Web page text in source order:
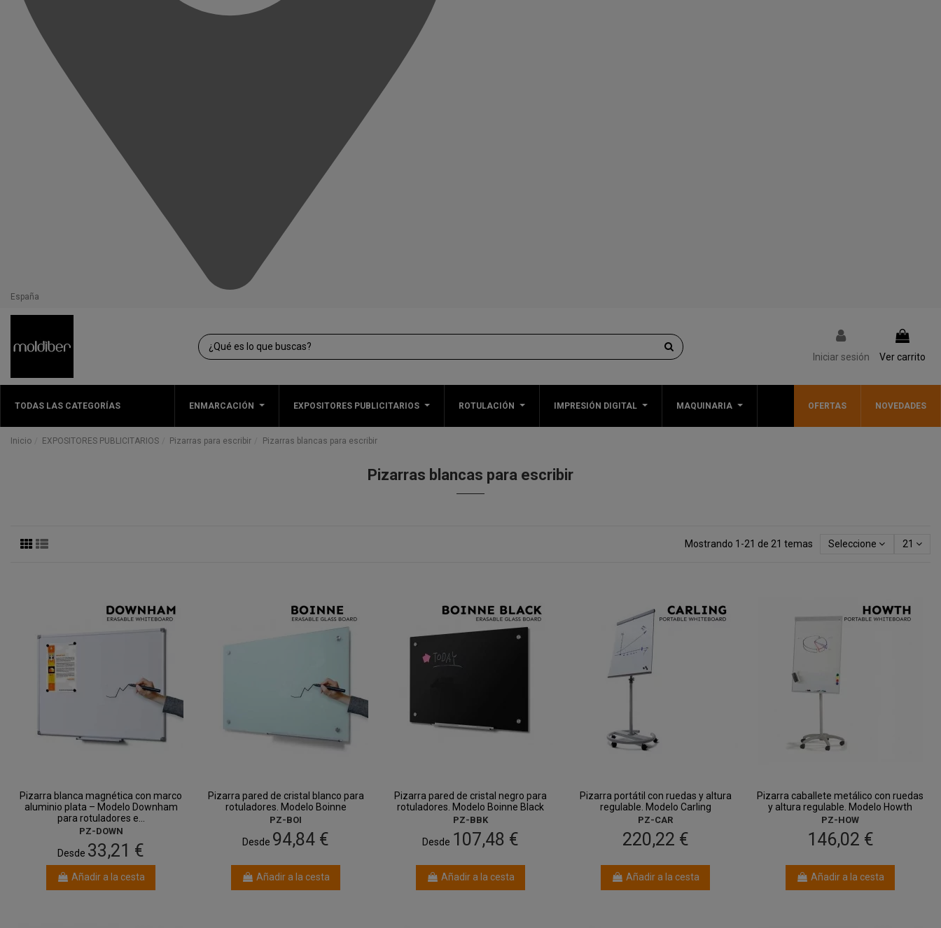
España
Iniciar sesión Ver carrito
TODAS LAS CATEGORÍAS ENMARCACIÓN EXPOSITORES PUBLICITARIOS ROTULACIÓN IMPRESIÓN DIGITAL MAQUINARIA OFERTAS NOVEDADES
Inicio EXPOSITORES PUBLICITARIOS Pizarras para escribir Pizarras blancas para escribir
Pizarras blancas para escribir
Mostrando 1-21 de 21 temas Seleccione 21
Pizarra blanca magnética con marco
aluminio plata – Modelo Downham
para rotuladores e...
PZ-DOWN
Desde 33,21 €
Añadir a la cesta
Pizarra pared de cristal blanco para
rotuladores. Modelo Boinne
PZ-BOI
Desde 94,84 €
Añadir a la cesta
Pizarra pared de cristal negro para
rotuladores. Modelo Boinne Black
PZ-BBK
Desde 107,48 €
Añadir a la cesta
Pizarra portátil con ruedas y altura
regulable. Modelo Carling
PZ-CAR
220,22 €
Añadir a la cesta
Pizarra caballete metálico con ruedas
y altura regulable. Modelo Howth
PZ-HOW
146,02 €
Añadir a la cesta